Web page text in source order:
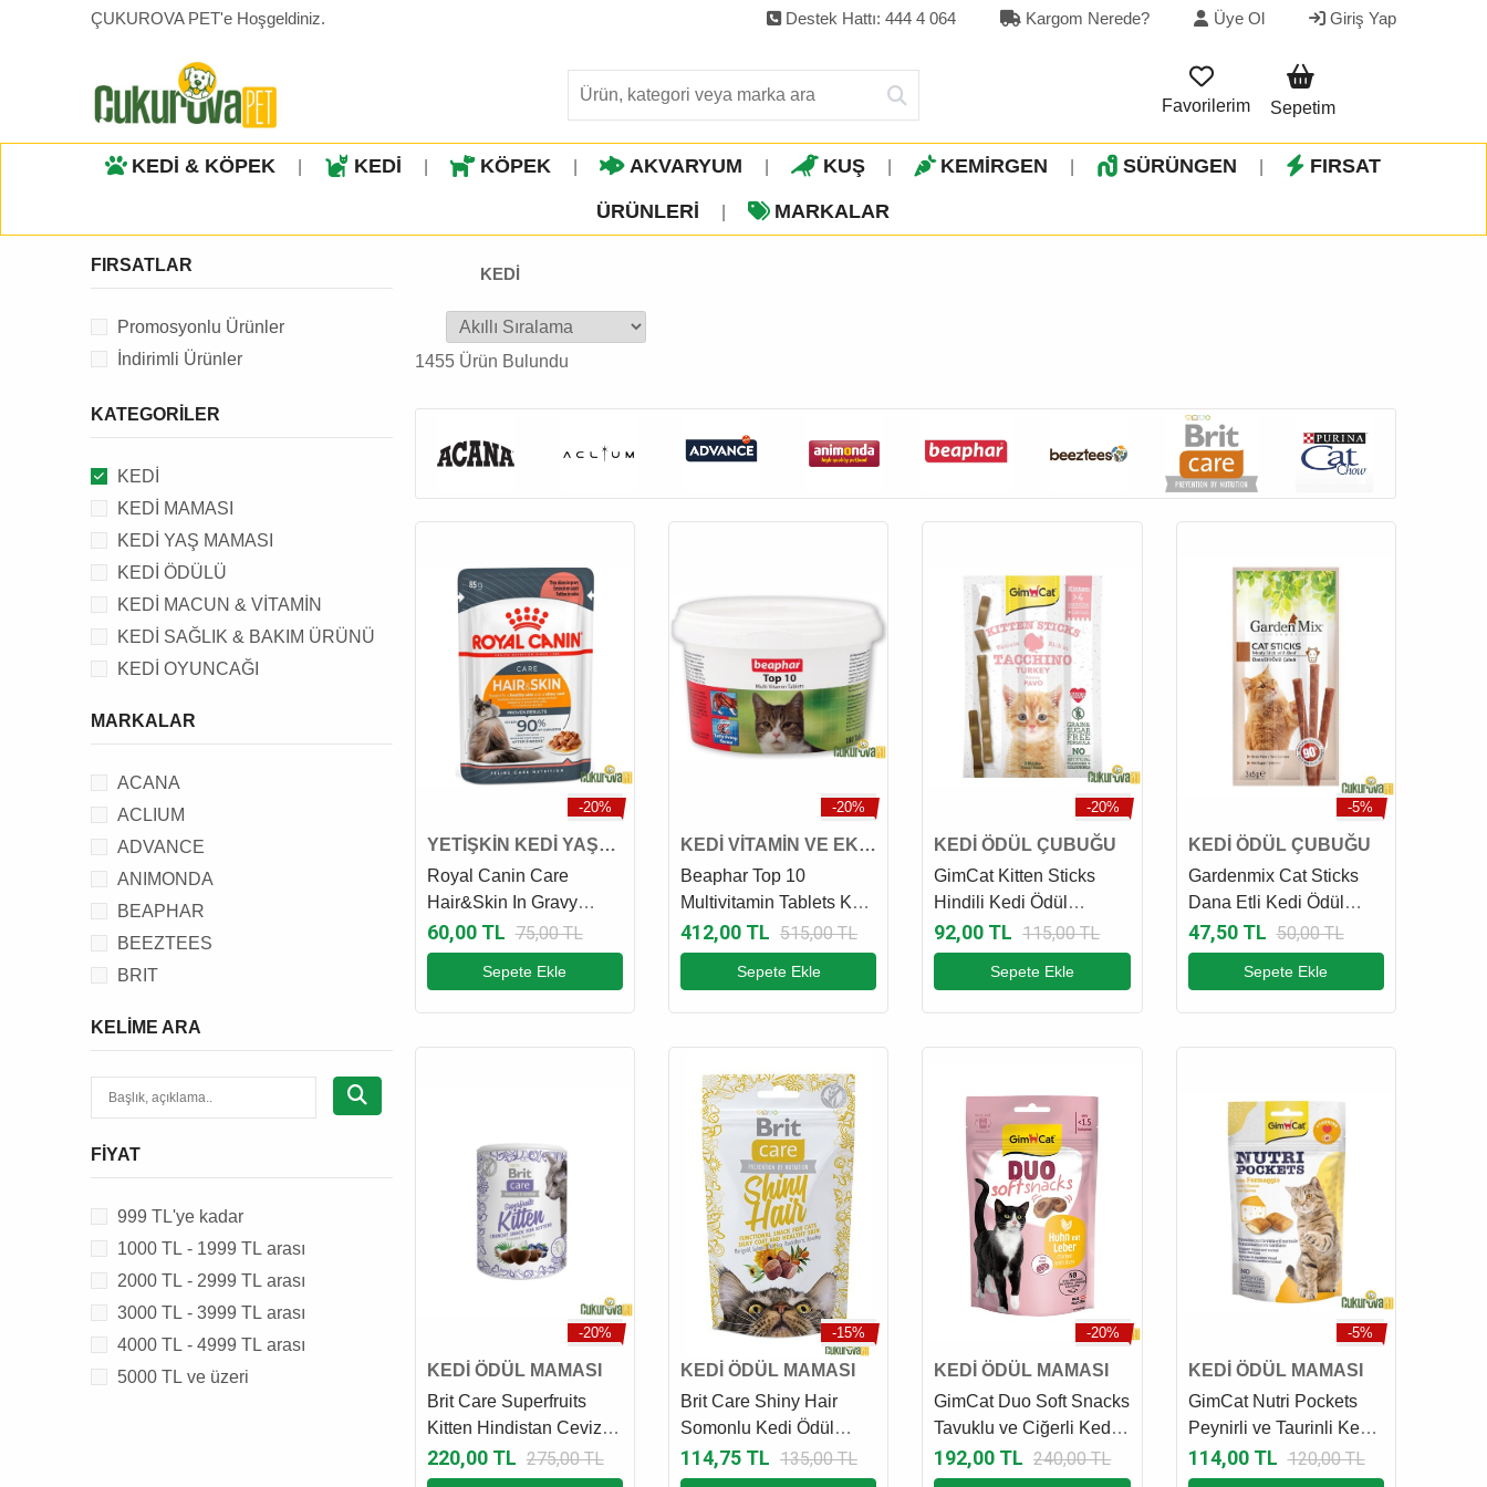
ÇUKUROVA PET'e Hoşgeldiniz. Destek Hattı: 444 4 064 Kargom Nerede? Üye Ol Giriş Yap
Favorilerim Sepetim
KEDİ & KÖPEK KEDİ KÖPEK AKVARYUM KUŞ KEMİRGEN SÜRÜNGEN FIRSAT
ÜRÜNLERI MARKALAR
KEDİ
1455 Ürün Bulundu
-20%
YETİŞKİN KEDİ YAŞ
MAMASI
Royal Canin Care
Hair&Skin In Gravy
Yetişkin Kedi Yaş
Maması 85 Gr
60,00 TL 75,00 TL
Sepete Ekle
-20%
KEDİ VİTAMİN VE EK
BESİN
Beaphar Top 10
Multivitamin Tablets Kedi
Vitamini 180 Adet
412,00 TL 515,00 TL
Sepete Ekle
-20%
KEDİ ÖDÜL ÇUBUĞU
GimCat Kitten Sticks
Hindili Kedi Ödül
Çubuğu 3 x 3 Gr
92,00 TL 115,00 TL
Sepete Ekle
-5%
KEDİ ÖDÜL ÇUBUĞU
Gardenmix Cat Sticks
Dana Etli Kedi Ödül
Çubuğu 3 x 5 Gr
47,50 TL 50,00 TL
Sepete Ekle
-20%
KEDİ ÖDÜL MAMASI
Brit Care Superfruits
Kitten Hindistan Cevizli
ve Yaban Mersinli Yavru
Kedi Ödül Maması 100
220,00 TL 275,00 TL
-15%
KEDİ ÖDÜL MAMASI
Brit Care Shiny Hair
Somonlu Kedi Ödül
Maması 50 Gr
114,75 TL 135,00 TL
-20%
KEDİ ÖDÜL MAMASI
GimCat Duo Soft Snacks
Tavuklu ve Ciğerli Kedi
Ödül Maması 50 Gr
192,00 TL 240,00 TL
-5%
KEDİ ÖDÜL MAMASI
GimCat Nutri Pockets
Peynirli ve Taurinli Kedi
Ödül Maması 60 Gr
114,00 TL 120,00 TL
FIRSATLAR
Promosyonlu Ürünler
İndirimli Ürünler
KATEGORILER
KEDİ
KEDİ MAMASI
KEDİ YAŞ MAMASI
KEDİ ÖDÜLÜ
KEDİ MACUN & VİTAMİN
KEDİ SAĞLIK & BAKIM ÜRÜNÜ
KEDİ OYUNCAĞI
KEDİ TUVALETİ
AKSESUARI
KEDİ TIRMALAMA TAHTASI, EVİ
& YATAĞI
KEDİ FİLESİ
MARKALAR
ACANA
ACLIUM
ADVANCE
ANIMONDA
BEAPHAR
BEEZTEES
BRIT
CATIT
CATTIE
EASTLAND
KELIME ARA
FIYAT
999 TL'ye kadar
1000 TL - 1999 TL arası
2000 TL - 2999 TL arası
3000 TL - 3999 TL arası
4000 TL - 4999 TL arası
5000 TL ve üzeri